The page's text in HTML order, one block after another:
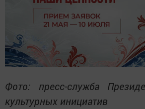
Фото: пресс-служба
культурных инициатив